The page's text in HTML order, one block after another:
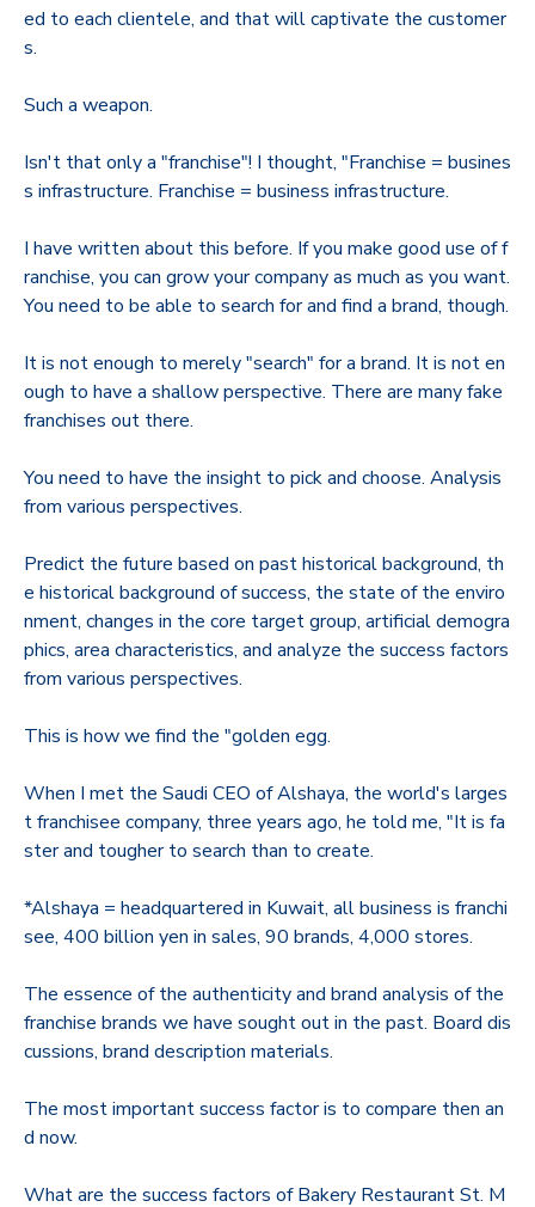
ed to each clientele, and that will captivate the customer
s.
Such a weapon.
Isn't that only a "franchise"! I thought, "Franchise = busines
s infrastructure. Franchise = business infrastructure.
I have written about this before. If you make good use of f
ranchise, you can grow your company as much as you want.
You need to be able to search for and find a brand, though.
It is not enough to merely "search" for a brand. It is not en
ough to have a shallow perspective. There are many fake
franchises out there.
You need to have the insight to pick and choose. Analysis
from various perspectives.
Predict the future based on past historical background, th
e historical background of success, the state of the enviro
nment, changes in the core target group, artificial demogra
phics, area characteristics, and analyze the success factors
from various perspectives.
This is how we find the "golden egg.
When I met the Saudi CEO of Alshaya, the world's larges
t franchisee company, three years ago, he told me, "It is fa
ster and tougher to search than to create.
*Alshaya = headquartered in Kuwait, all business is franchi
see, 400 billion yen in sales, 90 brands, 4,000 stores.
The essence of the authenticity and brand analysis of the
franchise brands we have sought out in the past. Board dis
cussions, brand description materials.
The most important success factor is to compare then an
d now.
What are the success factors of Bakery Restaurant St. M